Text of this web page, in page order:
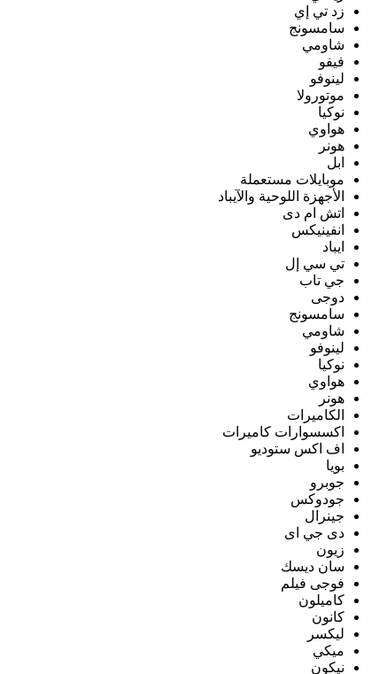
زد تي إي
سامسونج
شاومي
فيفو
لينوفو
موتورولا
نوكيا
هواوي
هونر
ابل
موبايلات مستعملة
الأجهزة اللوحية والآيباد
اتش ام دى
انفينيكس
ايباد
تي سي إل
جي تاب
دوجى
سامسونج
شاومي
لينوفو
نوكيا
هواوي
هونر
الكاميرات
اكسسوارات كاميرات
اف اكس ستوديو
بويا
جوبرو
جودوكس
جينرال
دى جي اى
زيون
سان ديسك
فوجى فيلم
كاميلون
كانون
ليكسر
ميكي
نيكون